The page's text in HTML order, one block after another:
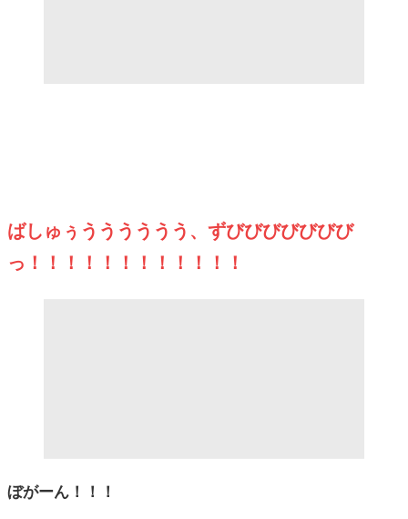
ばしゅぅうううううう、ずびびびびびびび
っ！！！！！！！！！！！！
ぼがーん！！！